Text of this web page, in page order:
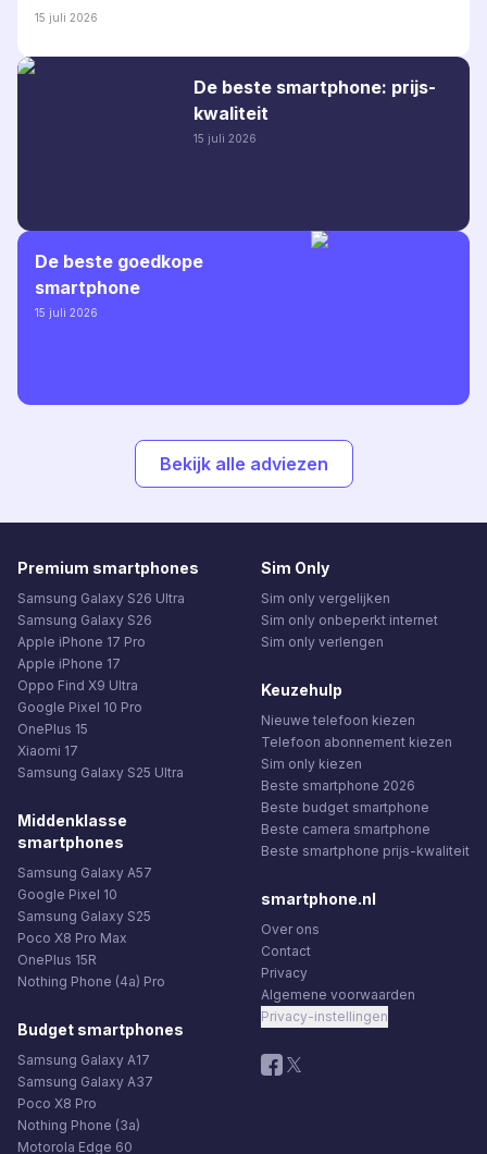
15 juli 2026
De beste smartphone: prijs-
kwaliteit
15 juli 2026
De beste goedkope
smartphone
15 juli 2026
Bekijk alle adviezen
Premium smartphones
Samsung Galaxy S26 Ultra
Samsung Galaxy S26
Apple iPhone 17 Pro
Apple iPhone 17
Oppo Find X9 Ultra
Google Pixel 10 Pro
OnePlus 15
Xiaomi 17
Samsung Galaxy S25 Ultra
Middenklasse
smartphones
Samsung Galaxy A57
Google Pixel 10
Samsung Galaxy S25
Poco X8 Pro Max
OnePlus 15R
Nothing Phone (4a) Pro
Budget smartphones
Samsung Galaxy A17
Samsung Galaxy A37
Poco X8 Pro
Nothing Phone (3a)
Motorola Edge 60
Sim Only
Sim only vergelijken
Sim only onbeperkt internet
Sim only verlengen
Keuzehulp
Nieuwe telefoon kiezen
Telefoon abonnement kiezen
Sim only kiezen
Beste smartphone 2026
Beste budget smartphone
Beste camera smartphone
Beste smartphone prijs-kwaliteit
smartphone.nl
Over ons
Contact
Privacy
Algemene voorwaarden
Privacy-instellingen